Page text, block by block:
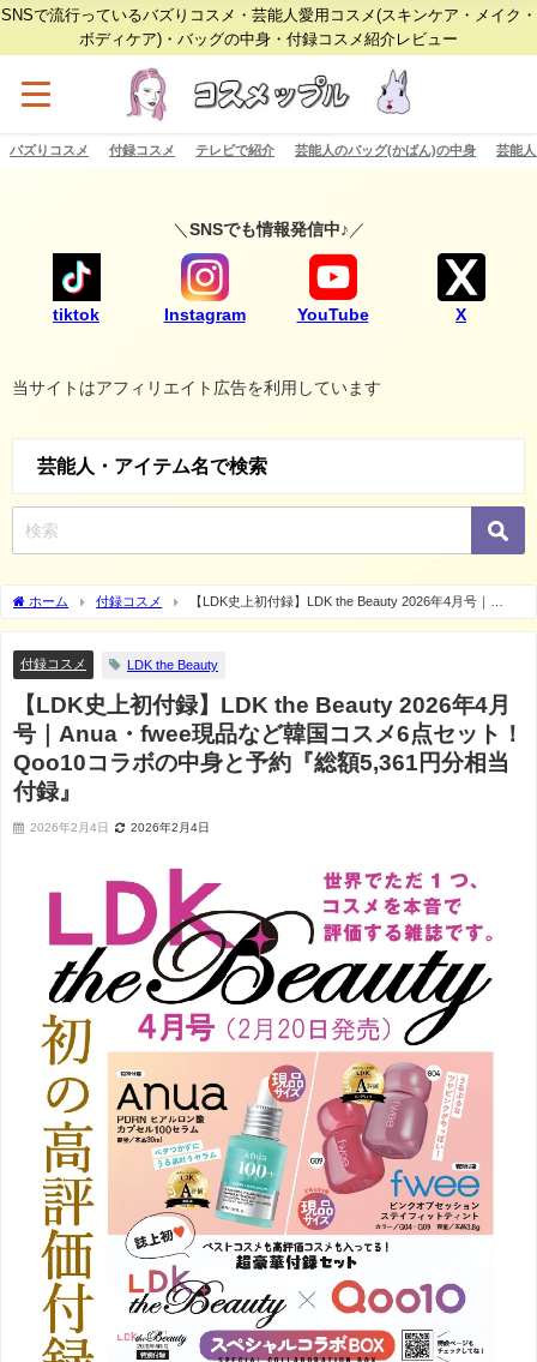
SNSで流行っているバズりコスメ・芸能人愛用コスメ(スキンケア・メイク・
ボディケア)・バッグの中身・付録コスメ紹介レビュー
バズりコスメ 付録コスメ テレビで紹介 芸能人のバッグ(かばん)の中身 芸能
＼ SNSでも情報発信中♪ ／
tiktok Instagram YouTube X
当サイトはアフィリエイト広告を利用しています
芸能人・アイテム名で検索
ホーム 付録コスメ
【LDK史上初付録】LDK the Beauty 2026年4月号｜
Anua・fwee現品など韓国コスメ6点セット！Qoo10コラボの中身と予約『総額5,361円
付録コスメ
LDK the Beauty
【LDK史上初付録】LDK the Beauty 2026年4月
号｜Anua・fwee現品など韓国コスメ6点セット！
Qoo10コラボの中身と予約『総額5,361円分相当
付録』
2026年2月4日 2026年2月4日